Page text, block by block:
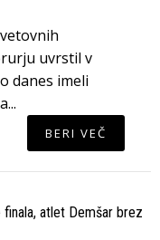
uvrstil v
danes imeli
BERI VEČ
atlet Demšar brez